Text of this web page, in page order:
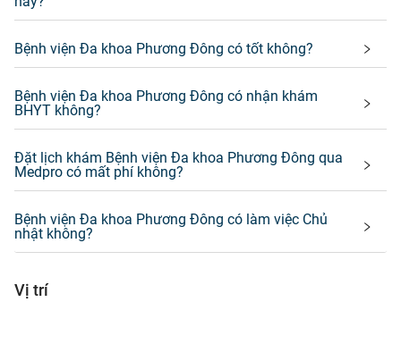
Bệnh viện Đa khoa Phương Đông có tốt không?
Bệnh viện Đa khoa Phương Đông có nhận khám
BHYT không?
Đặt lịch khám Bệnh viện Đa khoa Phương Đông qua
Medpro có mất phí không?
Bệnh viện Đa khoa Phương Đông có làm việc Chủ
nhật không?
Vị trí